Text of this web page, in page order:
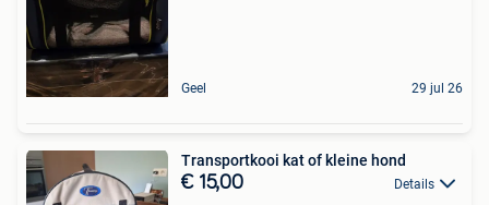
Geel 29 jul 26
Transportkooi kat of kleine hond
€ 15,00 Details